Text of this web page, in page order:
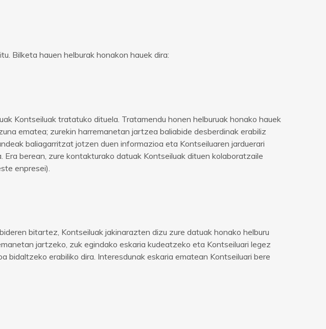
Bilketa hauen helburak honakon hauek dira:
Kontseiluak tratatuko dituela. Tratamendu honen helburuak honako hauek
ematea; zurekin harremanetan jartzea baliabide desberdinak erabiliz
baliagarritzat jotzen duen informazioa eta Kontseiluaren jarduerari
berean, zure kontakturako datuak Kontseiluak dituen kolaboratzaile
enpresei).
bitartez, Kontseiluak jakinarazten dizu zure datuak honako helburu
jartzeko, zuk egindako eskaria kudeatzeko eta Kontseiluari legez
erabiliko dira. Interesdunak eskaria ematean Kontseiluari bere